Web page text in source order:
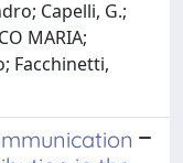
Capelli, G.;
MARIA;
Facchinetti,